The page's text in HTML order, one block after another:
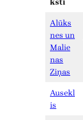
Alūks
nes un
Malie
nas
Ziņas
Ausekl
is